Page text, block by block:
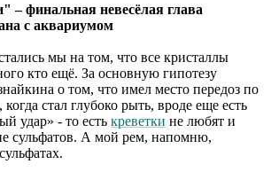
– финальная невесёлая глава
с аквариумом
мы на том, что все кристаллы
кто ещё. За основную гипотезу
о том, что имел место передоз по
стал глубоко рыть, вроде еще есть
удар» - то есть креветки не любят и
сульфатов. А мой рем, напомню,